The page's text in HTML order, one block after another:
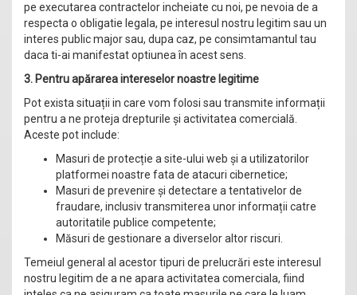
pe executarea contractelor incheiate cu noi, pe nevoia de a
respecta o obligatie legala, pe interesul nostru legitim sau un
interes public major sau, dupa caz, pe consimtamantul tau
daca ti-ai manifestat optiunea în acest sens.
3. Pentru apărarea intereselor noastre legitime
Pot exista situații in care vom folosi sau transmite informații
pentru a ne proteja drepturile și activitatea comercială.
Aceste pot include:
Masuri de protecție a site-ului web și a utilizatorilor
platformei noastre fata de atacuri cibernetice;
Masuri de prevenire și detectare a tentativelor de
fraudare, inclusiv transmiterea unor informații catre
autoritatile publice competente;
Măsuri de gestionare a diverselor altor riscuri.
Temeiul general al acestor tipuri de prelucrări este interesul
nostru legitim de a ne apara activitatea comerciala, fiind